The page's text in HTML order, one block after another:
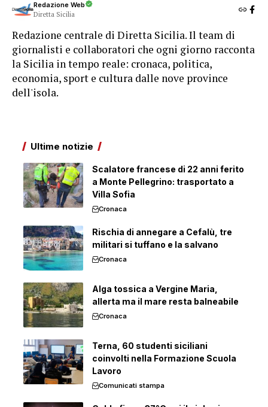
Redazione Web
Diretta Sicilia
Redazione centrale di Diretta Sicilia. Il team di
giornalisti e collaboratori che ogni giorno racconta
la Sicilia in tempo reale: cronaca, politica,
economia, sport e cultura dalle nove province
dell'isola.
Ultime notizie
Scalatore francese di 22 anni ferito
a Monte Pellegrino: trasportato a
Villa Sofia
Cronaca
Rischia di annegare a Cefalù, tre
militari si tuffano e la salvano
Cronaca
Alga tossica a Vergine Maria,
allerta ma il mare resta balneabile
Cronaca
Terna, 60 studenti siciliani
coinvolti nella Formazione Scuola
Lavoro
Comunicati stampa